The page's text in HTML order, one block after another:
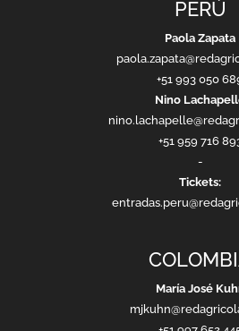
PERÚ
Paola Zapata
+51 993 050
Nino
+51 959 716
-
Tickets:
María José